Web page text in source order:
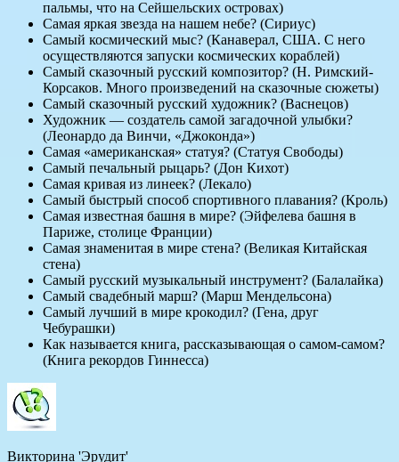
пальмы, что на Сейшельских островах)
Самая яркая звезда на нашем небе? (Сириус)
Самый космический мыс? (Канаверал, США. С него
осуществляются запуски космических кораблей)
Самый сказочный русский композитор? (Н. Римский-
Корсаков. Много произведений на сказочные сюжеты)
Самый сказочный русский художник? (Васнецов)
Художник — создатель самой загадочной улыбки?
(Леонардо да Винчи, «Джоконда»)
Самая «американская» статуя? (Статуя Свободы)
Самый печальный рыцарь? (Дон Кихот)
Самая кривая из линеек? (Лекало)
Самый быстрый способ спортивного плавания? (Кроль)
Самая известная башня в мире? (Эйфелева башня в
Париже, столице Франции)
Самая знаменитая в мире стена? (Великая Китайская
стена)
Самый русский музыкальный инструмент? (Балалайка)
Самый свадебный марш? (Марш Мендельсона)
Самый лучший в мире крокодил? (Гена, друг
Чебурашки)
Как называется книга, рассказывающая о самом-самом?
(Книга рекордов Гиннесса)
Викторина 'Эрудит'